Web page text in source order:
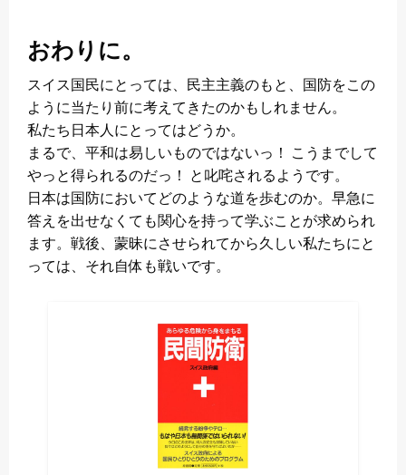
おわりに。
スイス国民にとっては、民主主義のもと、国防をこの
ように当たり前に考えてきたのかもしれません。
私たち日本人にとってはどうか。
まるで、平和は易しいものではないっ！ こうまでして
やっと得られるのだっ！ と叱咤されるようです。
日本は国防においてどのような道を歩むのか。早急に
答えを出せなくても関心を持って学ぶことが求められ
ます。戦後、蒙昧にさせられてから久しい私たちにと
っては、それ自体も戦いです。